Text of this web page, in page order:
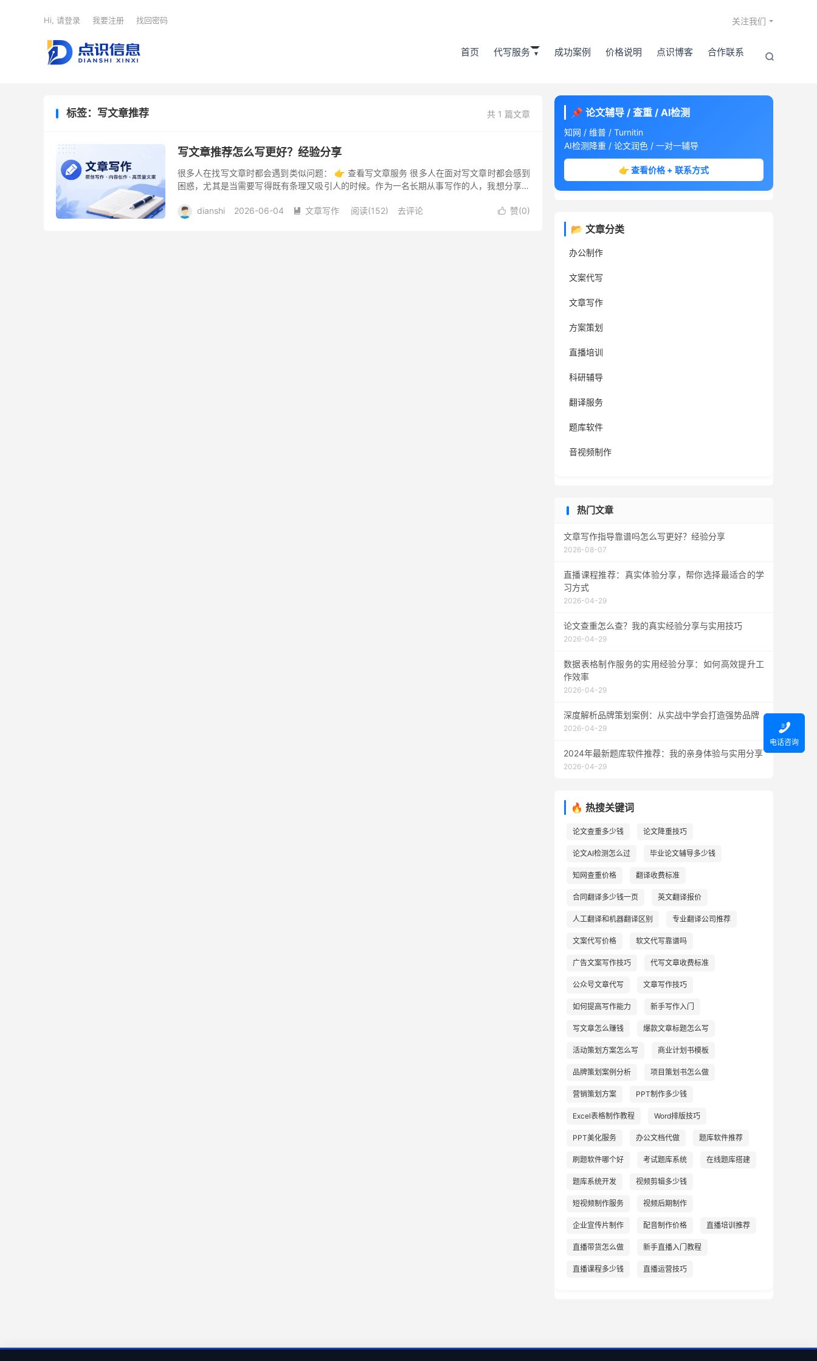
首页 代写服务 成功案例 价格说明 点识博客 合作联系 
关注我们
Hi, 请登录 我要注册 找回密码
共 1 篇文章
标签：写文章推荐
写文章推荐怎么写更好？经验分享
很多人在找写文章时都会遇到类似问题： 👉 查看写文章服务 很多人在面对写文章时都会感到
困惑，尤其是当需要写得既有条理又吸引人的时候。作为一名长期从事写作的人，我想分享一
 赞(0)
dianshi 2026-06-04  文章写作 阅读(152) 去评论
📌 论文辅导 / 查重 / AI检测
知网 / 维普 / Turnitin
AI检测降重 / 论文润色 / 一对一辅导
👉 查看价格 + 联系方式
📂 文章分类
办公制作
文案代写
文章写作
方案策划
直播培训
科研辅导
翻译服务
题库软件
音视频制作
热门文章
文章写作指导靠谱吗怎么写更好？经验分享
2026-08-07
直播课程推荐：真实体验分享，帮你选择最适合的学
习方式
2026-04-29
论文查重怎么查？我的真实经验分享与实用技巧
2026-04-29
数据表格制作服务的实用经验分享：如何高效提升工
作效率
2026-04-29
深度解析品牌策划案例：从实战中学会打造强势品牌
2026-04-29
2024年最新题库软件推荐：我的亲身体验与实用分享
2026-04-29
🔥 热搜关键词
论文查重多少钱 论文降重技巧
论文AI检测怎么过 毕业论文辅导多少钱
知网查重价格 翻译收费标准
合同翻译多少钱一页 英文翻译报价
人工翻译和机器翻译区别 专业翻译公司推荐
文案代写价格 软文代写靠谱吗
广告文案写作技巧 代写文章收费标准
公众号文章代写 文章写作技巧
如何提高写作能力 新手写作入门
写文章怎么赚钱 爆款文章标题怎么写
活动策划方案怎么写 商业计划书模板
品牌策划案例分析 项目策划书怎么做
营销策划方案 PPT制作多少钱
Excel表格制作教程 Word排版技巧
PPT美化服务 办公文档代做 题库软件推荐
刷题软件哪个好 考试题库系统 在线题库搭建
题库系统开发 视频剪辑多少钱
短视频制作服务 视频后期制作
企业宣传片制作 配音制作价格 直播培训推荐
直播带货怎么做 新手直播入门教程
直播课程多少钱 直播运营技巧

电话咨询